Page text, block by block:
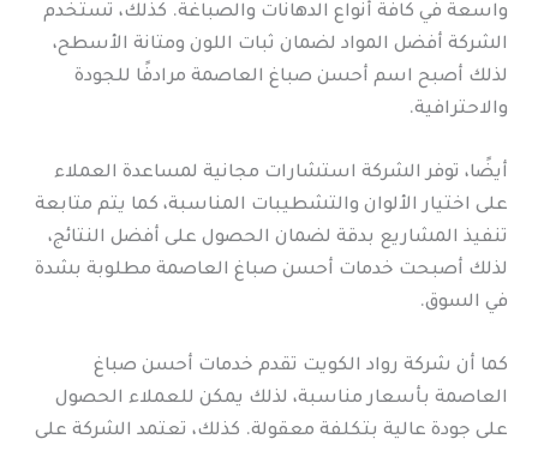
واسعة في كافة أنواع الدهانات والصباغة. كذلك، تستخدم
الشركة أفضل المواد لضمان ثبات اللون ومتانة الأسطح،
لذلك أصبح اسم أحسن صباغ العاصمة مرادفًا للجودة
والاحترافية.
أيضًا، توفر الشركة استشارات مجانية لمساعدة العملاء
على اختيار الألوان والتشطيبات المناسبة، كما يتم متابعة
تنفيذ المشاريع بدقة لضمان الحصول على أفضل النتائج،
لذلك أصبحت خدمات أحسن صباغ العاصمة مطلوبة بشدة
في السوق.
كما أن شركة رواد الكويت تقدم خدمات أحسن صباغ
العاصمة بأسعار مناسبة، لذلك يمكن للعملاء الحصول
على جودة عالية بتكلفة معقولة. كذلك، تعتمد الشركة على